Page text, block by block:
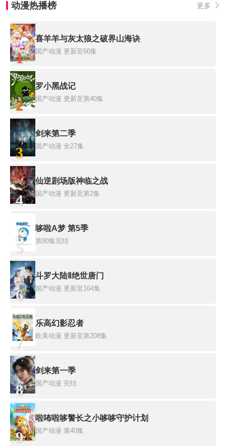
动漫热播榜 更多
1
喜羊羊与灰太狼之破界山海诀
国产动漫 更新至60集
2
罗小黑战记
国产动漫 更新至第40集
3
剑来第二季
国产动漫 全27集
4
仙逆剧场版神临之战
国产动漫 更新至第2集
5
哆啦A梦 第5季
第80集完结
6
斗罗大陆Ⅱ绝世唐门
国产动漫 更新至164集
7
乐高幻影忍者
欧美动漫 更新至第208集
8
剑来第一季
国产动漫 完结
9
啦咘啦哆警长之小哆哆守护计划
国产动漫 第40集